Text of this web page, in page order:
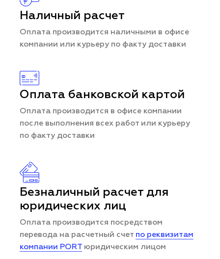
Наличный расчет
Оплата производится наличными в офисе
компании или курьеру по факту доставки
Оплата банковской картой
Оплата производится в офисе компании
после выполнения всех работ или курьеру
по факту доставки
Безналичный расчет для
юридических лиц
Оплата производится посредством
перевода на расчетный счет по реквизитам
компании PORT юридическим лицом